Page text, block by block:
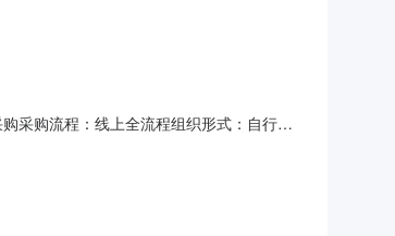
采购流程：线上全流程组织形式：自行采
公告信息邀请函名称：2024年广联达算量